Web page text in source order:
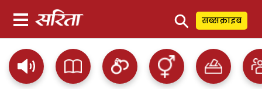
⚲ सब्सक्राइब